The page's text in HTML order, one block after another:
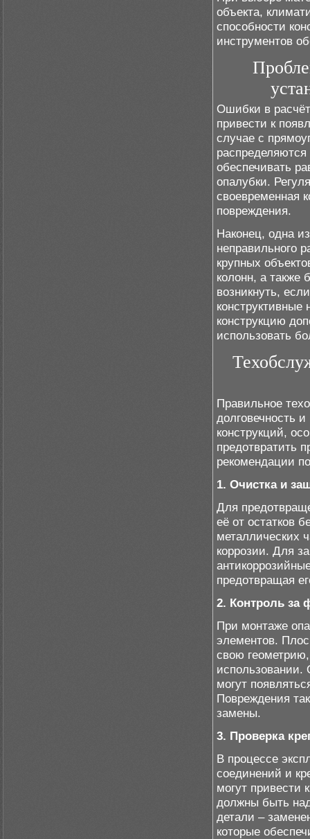
объекта,
способности
инструментов
Ошибки в
привести к
случае с
обеспечивать
опалубки.
своевременная
повреждения.
Наконец, одна
неправильного
крупных
колонн, а
возникнуть,
конструктивные
конструкцию
использовать
Правильное
долговечность
конструкций,
предотвратить
рекомендации
1. Очистка и
Для
её от остатков
металлических
коррозии. Для
предотвращая
2. Контроль за
При монтаже
элементов.
свою
использовании.
могут
Повреждения
замены.
3. Проверка
В процессе
соединений и
могут привести
должны быть
детали –
которые